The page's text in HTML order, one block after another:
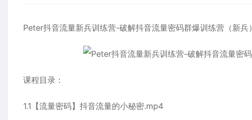
Peter抖音流量新兵训练营-破解抖音流量密码群爆训练营（新兵）
课程目录：
1.1【流量密码】抖音流量的小秘密.mp4